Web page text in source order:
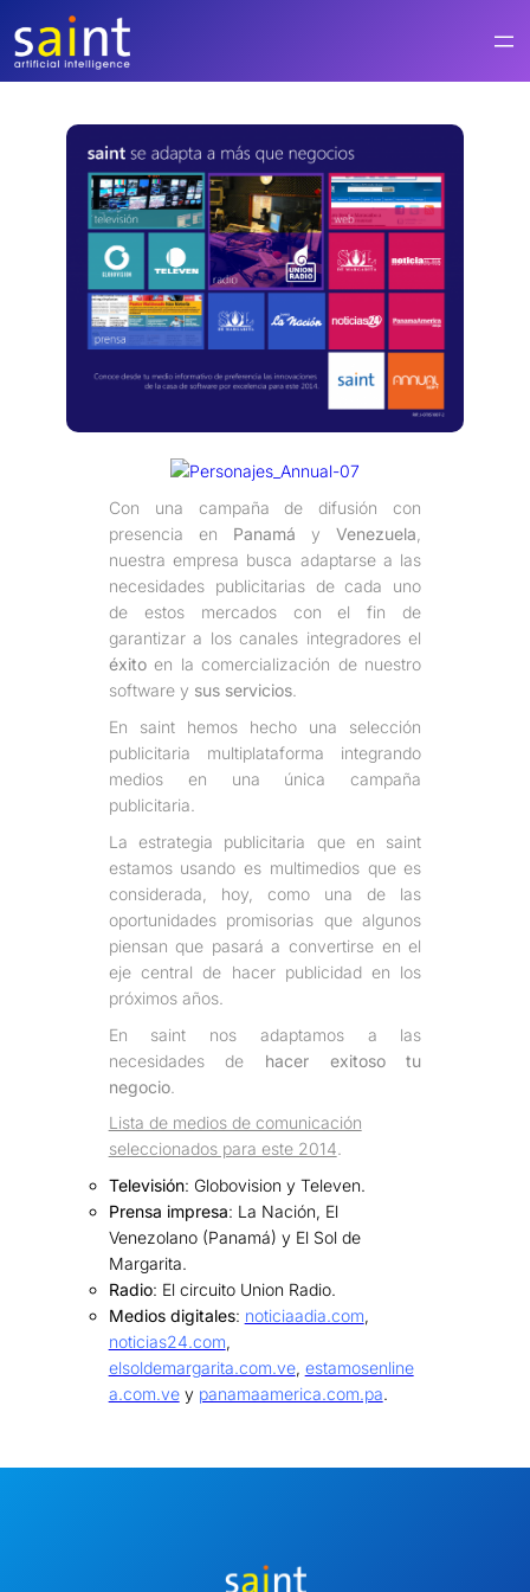
contenido
Con una campaña de difusión con
presencia en Panamá yVenezuela
nuestra empresa busca adaptarse a las
necesidades publicitarias de cada uno
de estos mercados con el fin de
garantizar a los canales integradores el
éxitoen la comercialización de nuestro
software y sus servicios.
En saint hemos hecho una selección
publicitaria multiplataforma integrando
medios en una única campaña
publicitaria.
La estrategia publicitaria que en saint
estamos usando es multimedios que es
considerada, hoy, como una de las
oportunidades promisorias que algunos
piensan que pasará a convertirse en el
eje central de hacer publicidad en los
próximos años.
En saint nos adaptamos a las
necesidades de hacer exitoso tu
negocio.
Lista de medios de comunicación
seleccionados para este 2014.
Televisión: Globovision y Televen.
Prensa impresa: La Nación, El
Venezolano (Panamá) y El Sol de
Margarita.
Radio: El circuito Union Radio.
Medios digitales: noticiaadia.com,
noticias24.com,
elsoldemargarita.com.ve, estamosenline
a.com.vey panamaamerica.com.pa.